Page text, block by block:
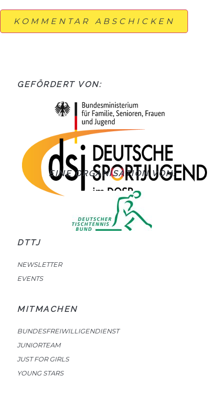
GEFÖRDERT VON:
EINE ORGANISATION VON:
DTTJ
NEWSLETTER
EVENTS
MITMACHEN
BUNDESFREIWILLIGENDIENST
JUNIORTEAM
JUST FOR GIRLS
YOUNG STARS